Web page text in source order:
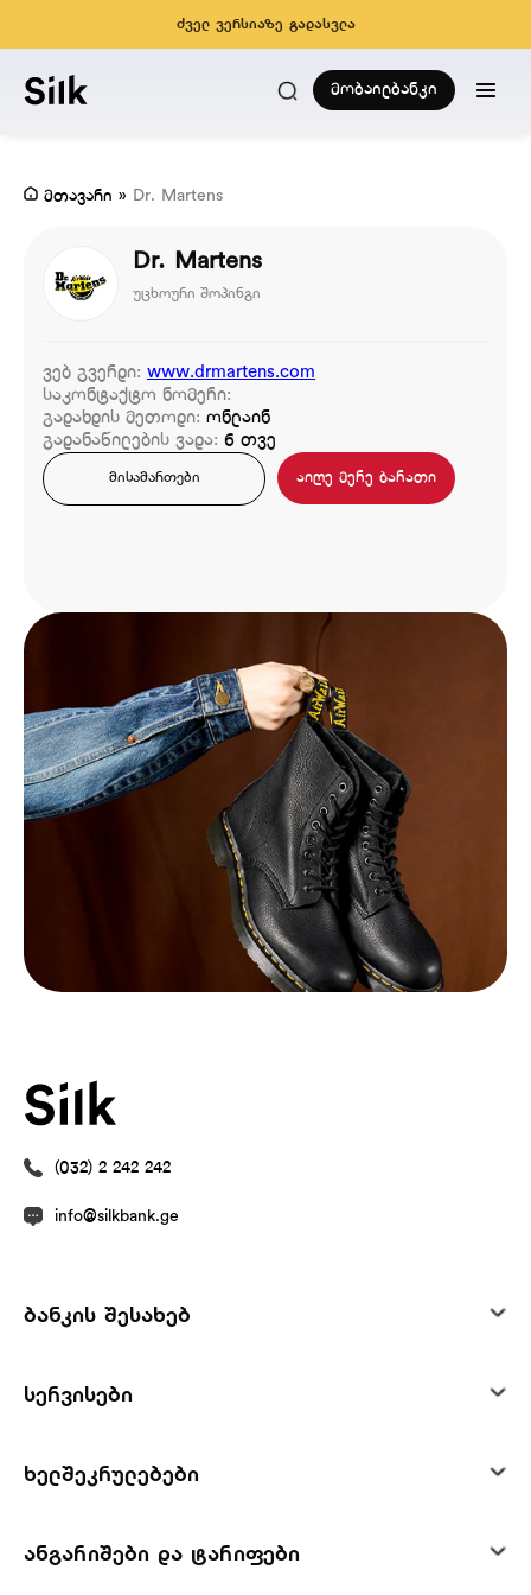
ძველ ვერსიაზე გადასვლა
მობაილბანკი
მთავარი » Dr. Martens
Dr. Martens
უცხოური შოპინგი
ვებ გვერდი: www.drmartens.com
საკონტაქტო ნომერი:
გადახდის მეთოდი: ონლაინ
გადანაწილების ვადა: 6 თვე
მისამართები აიღე მერე ბარათი
(032) 2 242 242
info@silkbank.ge
ბანკის შესახებ
სერვისები
ხელშეკრულებები
ანგარიშები და ტარიფები